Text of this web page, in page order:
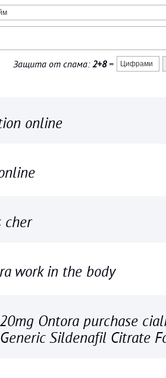
Защита от спама:2+8=
online
cher
work in the body
Ontora purchase
Sildenafil Citrate